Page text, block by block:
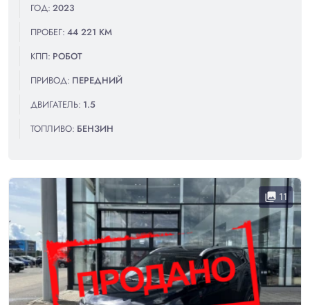
ГОД: 2023
ПРОБЕГ: 44 221 КМ
КПП: РОБОТ
ПРИВОД: ПЕРЕДНИЙ
ДВИГАТЕЛЬ: 1.5
ТОПЛИВО: БЕНЗИН
collections 11